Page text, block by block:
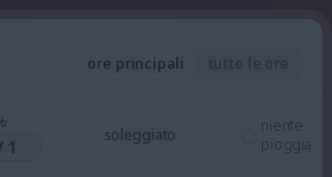
ore principali
1
soleggiato
niente
pioggia